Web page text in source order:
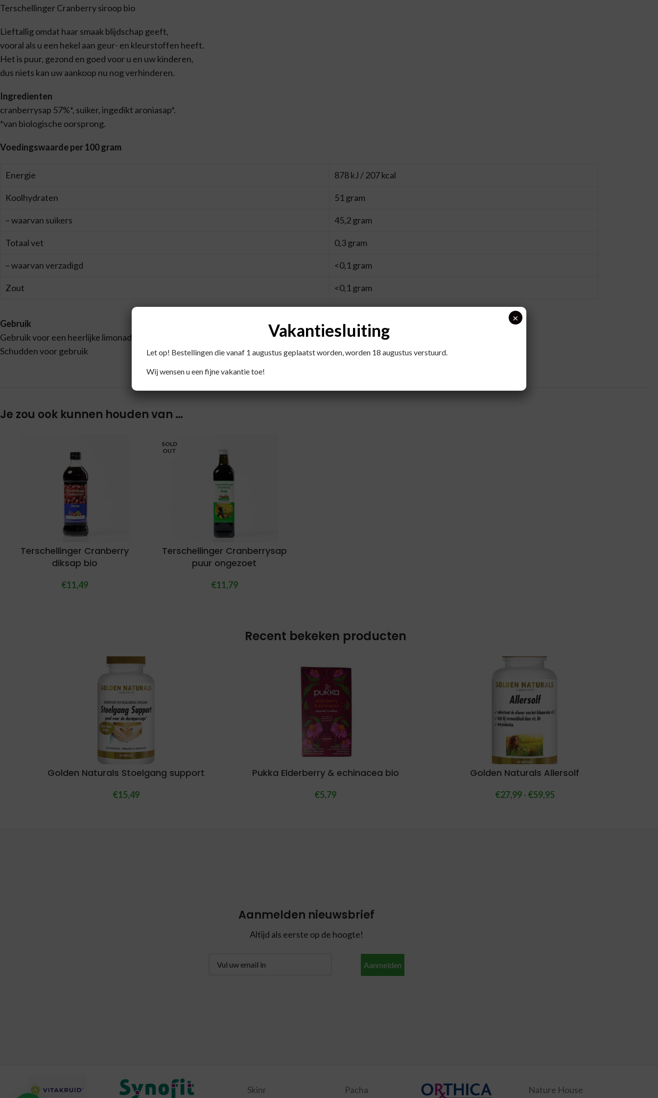
Terschellinger Cranberry siroop bio
Lieftallig omdat haar smaak blijdschap geeft,
vooral als u een hekel aan geur- en kleurstoffen heeft.
Het is puur, gezond en goed voor u en uw kinderen,
dus niets kan uw aankoop nu nog verhinderen.
Ingredienten
cranberrysap 57%*, suiker, ingedikt aroniasap*.
*van biologische oorsprong.
Voedingswaarde per 100 gram
Energie 878 kJ / 207 kcal
Koolhydraten 51 gram
– waarvan suikers 45,2 gram
Totaal vet 0,3 gram
– waarvan verzadigd <0,1 gram
Zout <0,1 gram
Gebruik
Gebruik voor een heerlijke limonade, over yoghurt of ijs. Verdunnen naar smaak.
Schudden voor gebruik
Je zou ook kunnen houden van …
Terschellinger Cranberry
diksap bio
€11,49
SOLD
OUT
Terschellinger Cranberrysap
puur ongezoet
€11,79
Recent bekeken producten
Golden Naturals Stoelgang support
€15,49
Pukka Elderberry & echinacea bio
€5,79
Golden Naturals Allersolf
€27,99- €59,95
Aanmelden nieuwsbrief
Altijd als eerste op de hoogte!
Aanmelden
Skinr Pacha Nature House
Vakantiesluiting
Let op! Bestellingen die vanaf 1 augustus geplaatst worden, worden 18 augustus verstuurd.
Wij wensen u een fijne vakantie toe!
×